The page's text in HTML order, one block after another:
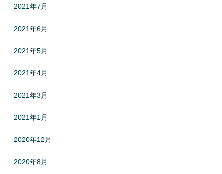
2021年7月
2021年6月
2021年5月
2021年4月
2021年3月
2021年1月
2020年12月
2020年8月